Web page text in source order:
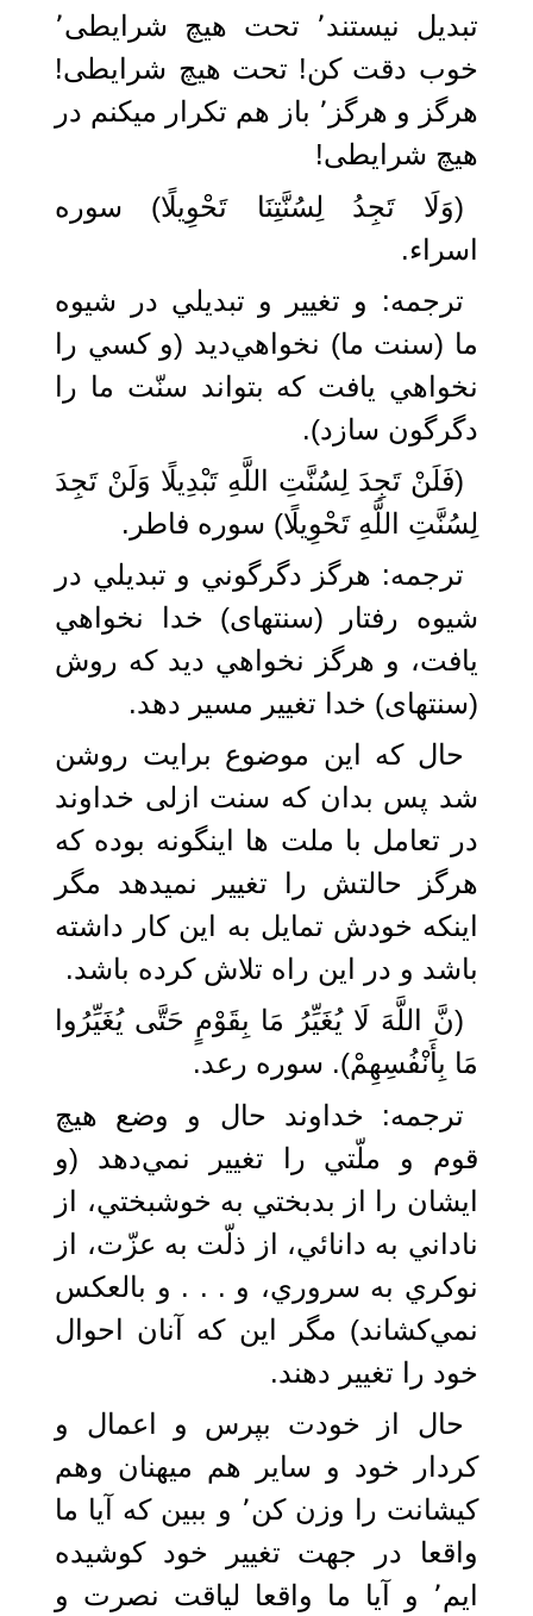
تبدیل نیستند٬ تحت هیچ شرایطی٬
خوب دقت کن! تحت هیچ شرایطی!
هرگز و هرگز٬ باز هم تکرار میکنم در
هیچ شرایطی!
(وَلَا تَجِدُ لِسُنَّتِنَا تَحْوِيلًا) سوره
اسراء.
ترجمه: و تغيير و تبديلي در شيوه
ما (سنت ما) نخواهي‌ديد (و كسي را
نخواهي يافت كه بتواند سنّت ما را
دگرگون سازد).‏
(فَلَنْ تَجِدَ لِسُنَّتِ اللَّهِ تَبْدِيلًا وَلَنْ تَجِدَ
لِسُنَّتِ اللَّهِ تَحْوِيلًا) سوره فاطر.
ترجمه: هرگز دگرگوني و تبديلي در
شيوه رفتار (سنتهای) خدا نخواهي
يافت، و هرگز نخواهي ديد كه روش
(سنتهای) خدا تغيير مسير دهد.
حال که این موضوع برایت روشن
شد پس بدان که سنت ازلی خداوند
در تعامل با ملت ها اینگونه بوده که
هرگز حالتش را تغییر نمیدهد مگر
اینکه خودش تمایل به این کار داشته
باشد و در این راه تلاش کرده باشد.
(نَّ اللَّهَ لَا يُغَيِّرُ مَا بِقَوْمٍ حَتَّى يُغَيِّرُوا
مَا بِأَنْفُسِهِمْ). سوره رعد.
ترجمه: خداوند حال و وضع هيچ
قوم و ملّتي را تغيير نمي‌دهد (و
ايشان را از بدبختي به خوشبختي، از
ناداني به دانائي، از ذلّت به عزّت، از
نوكري به سروري، و . . . و بالعكس
نمي‌كشاند) مگر اين كه آنان احوال
خود را تغيير دهند.
حال از خودت بپرس و اعمال و
کردار خود و سایر هم میهنان وهم
کیشانت را وزن کن٬ و ببین که آیا ما
واقعا در جهت تغییر خود کوشیده
ایم٬ و آیا ما واقعا لیاقت نصرت و